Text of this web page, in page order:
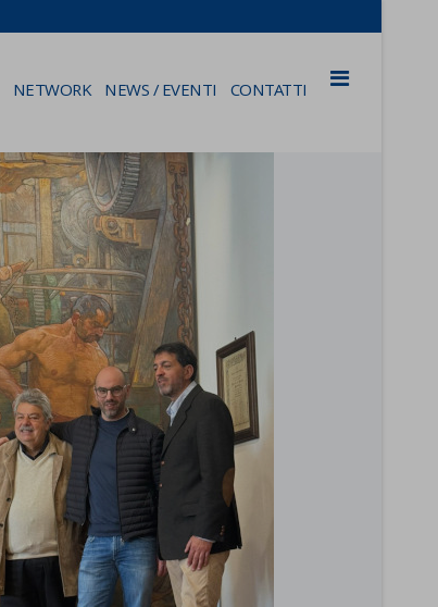
NETWORK NEWS / EVENTI CONTATTI